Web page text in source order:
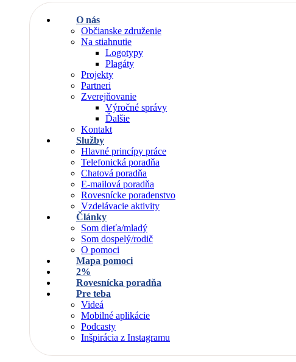
O nás
Občianske združenie
Na stiahnutie
Logotypy
Plagáty
Projekty
Partneri
Zverejňovanie
Výročné správy
Ďalšie
Kontakt
Služby
Hlavné princípy práce
Telefonická poradňa
Chatová poradňa
E-mailová poradňa
Rovesnícke poradenstvo
Vzdelávacie aktivity
Články
Som dieťa/mladý
Som dospelý/rodič
O pomoci
Mapa pomoci
2%
Rovesnícka poradňa
Pre teba
Videá
Mobilné aplikácie
Podcasty
Inšpirácia z Instagramu